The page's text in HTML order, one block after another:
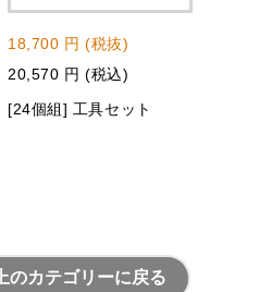
18,700 円 (税抜)
20,570 円 (税込)
[24個組] 工具セット
上のカテゴリーに戻る